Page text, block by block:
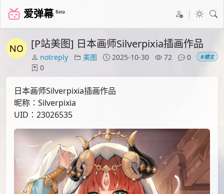
爱弹幕 Beta
[P站美图] 日本画师Silverpixia插画作品
notreply 美图 2025-10-30 72
0
0
#楼主
日本画师Silverpixia插画作品
昵称：Silverpixia
UID：23026535